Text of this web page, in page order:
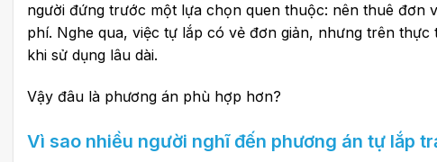
người đứng trước một lựa chọn quen thuộc: nên thuê đơn
phí. Nghe qua, việc tự lắp có vẻ đơn giản, nhưng trên
khi sử dụng lâu dài.
Vậy đâu là phương án phù hợp hơn?
Vì sao nhiều người nghĩ đến phương án tự lắp